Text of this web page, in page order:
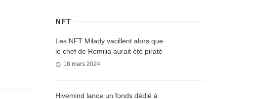
NFT
Les NFT Milady vacillent alors que
le chef de Remilia aurait été piraté
18 mars 2024
Hivemind lance un fonds dédié à